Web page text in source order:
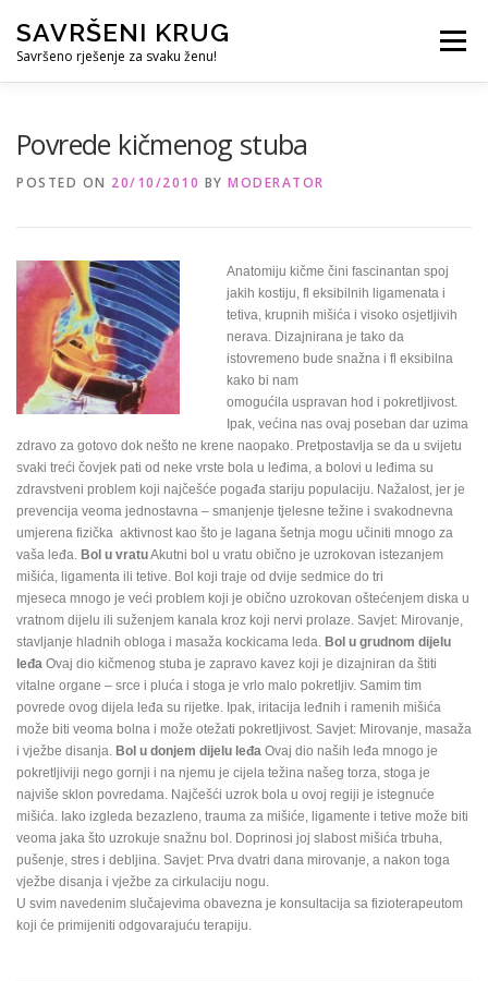
content
SAVRŠENI KRUG
Savršeno rješenje za svaku ženu!
Menu
Povrede kičmenog stuba
POSTED ON 20/10/2010 BY MODERATOR
Anatomiju kičme čini fascinantan spoj
jakih kostiju, fl eksibilnih ligamenata i
tetiva, krupnih mišića i visoko osjetljivih
nerava. Dizajnirana je tako da
istovremeno bude snažna i fl eksibilna
kako bi nam
omogućila uspravan hod i pokretljivost.
Ipak, većina nas ovaj poseban dar uzima
zdravo za gotovo dok nešto ne krene naopako. Pretpostavlja se da u svijetu
svaki treći čovjek pati od neke vrste bola u leđima, a bolovi u leđima su
zdravstveni problem koji najčešće pogađa stariju populaciju. Nažalost, jer je
prevencija veoma jednostavna – smanjenje tjelesne težine i svakodnevna
umjerena fizička aktivnost kao što je lagana šetnja mogu učiniti mnogo za
vaša leđa. Bol u vratuAkutni bol u vratu obično je uzrokovan istezanjem
mišića, ligamenta ili tetive. Bol koji traje od dvije sedmice do tri
mjeseca mnogo je veći problem koji je obično uzrokovan oštećenjem diska u
vratnom dijelu ili suženjem kanala kroz koji nervi prolaze. Savjet: Mirovanje,
stavljanje hladnih obloga i masaža kockicama leda. Bol u grudnom dijelu
leđa Ovaj dio kičmenog stuba je zapravo kavez koji je dizajniran da štiti
vitalne organe – srce i pluća i stoga je vrlo malo pokretljiv. Samim tim
povrede ovog dijela leđa su rijetke. Ipak, iritacija leđnih i ramenih mišića
može biti veoma bolna i može otežati pokretljivost. Savjet: Mirovanje, masaža
i vježbe disanja. Bol u donjem dijelu leđa Ovaj dio naših leđa mnogo je
pokretljiviji nego gornji i na njemu je cijela težina našeg torza, stoga je
najviše sklon povredama. Najčešći uzrok bola u ovoj regiji je istegnuće
mišića. Iako izgleda bezazleno, trauma za mišiće, ligamente i tetive može biti
veoma jaka što uzrokuje snažnu bol. Doprinosi joj slabost mišića trbuha,
pušenje, stres i debljina. Savjet: Prva dvatri dana mirovanje, a nakon toga
vježbe disanja i vježbe za cirkulaciju nogu.
U svim navedenim slučajevima obavezna je konsultacija sa fizioterapeutom
koji će primijeniti odgovarajuću terapiju.